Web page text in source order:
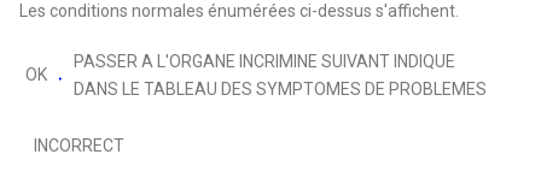
Les conditions normales énumérées ci-dessus s'affichent.
OK
PASSER A L'ORGANE INCRIMINE SUIVANT INDIQUE
DANS LE TABLEAU DES SYMPTOMES DE PROBLEMES
INCORRECT